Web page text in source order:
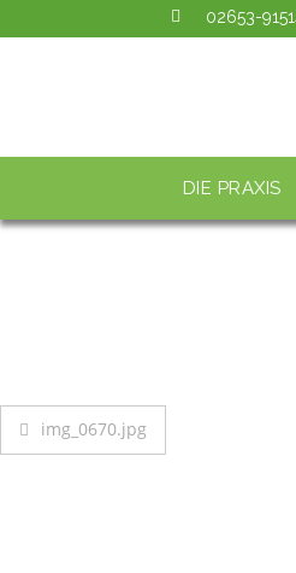
02653-
DIE PRAXIS
img_0670.jpg